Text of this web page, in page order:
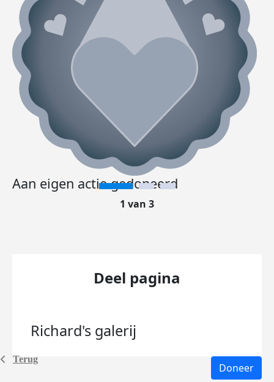
Terug
Aan eigen actie gedoneerd
1 van 3
Deel pagina
Richard's galerij
Doneer